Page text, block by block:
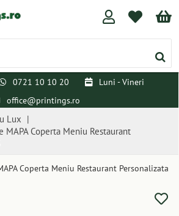
0721 10 10 20
Luni - Vineri
office@printings.ro
Lux |
MAPA Coperta Meniu Restaurant
Coperta Meniu Restaurant Personalizata